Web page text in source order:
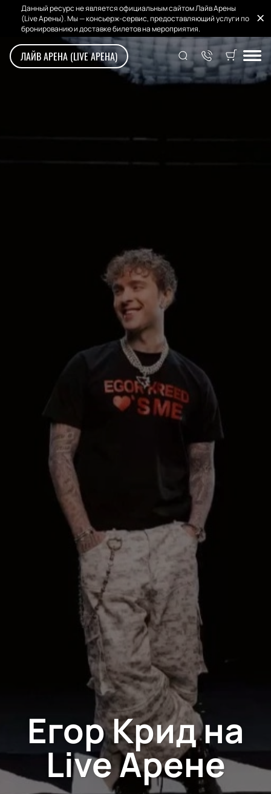
Данный ресурс не является официальным сайтом Лайв Арены
(Live Арены). Мы — консьерж-сервис, предоставляющий услуги по
бронированию и доставке билетов на мероприятия.
ЛАЙВ АРЕНА (LIVE АРЕНА)
Егор Крид на
Live Арене